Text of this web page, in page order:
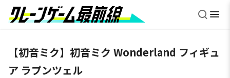
【初音ミク】初音ミク Wonderland フィギュ
ア ラプンツェル